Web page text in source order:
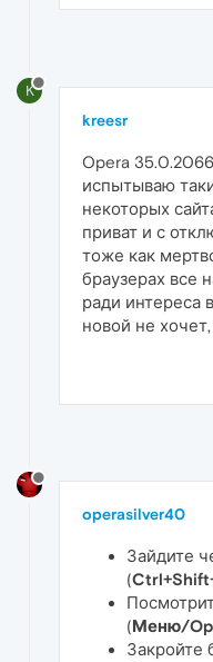
K
kreesr
Opera
испытываю
некоторых
приват и с
тоже как
браузерах все
ради интереса
новой не
operasilver40
Зайдите
(
(Меню/
Закройте